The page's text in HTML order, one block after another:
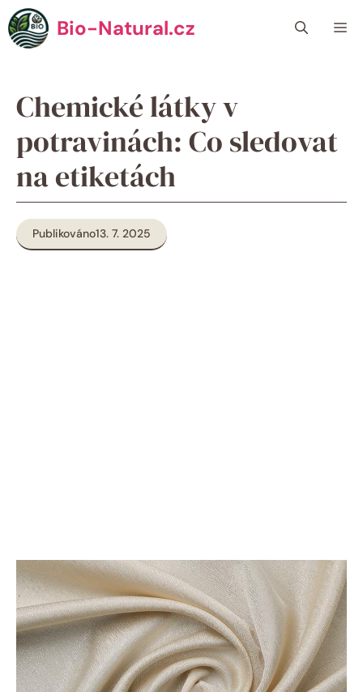
Přeskočit
na
obsah
Bio-Natural.cz
Chemické látky v
potravinách: Co sledovat
na etiketách
Publikováno13. 7. 2025